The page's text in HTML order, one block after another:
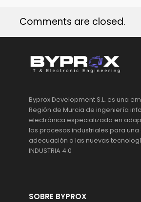
Comments are closed.
Byprox Development S.L. es una
Región de Murcia de ingeniería
electrónica especializada en
los procesos industriales para
adecuación a las nuevas
INDUSTRIA 4.0
SOBRE BYPROX